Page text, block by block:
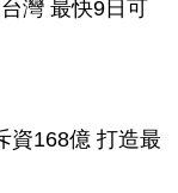
灣 最快9日可
資168億 打造最